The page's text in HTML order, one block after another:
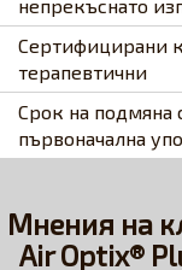
непрекъснато
Сертифицирани
терапевтични
Срок на подмяна
първоначална
Мнения на
Air Optix®